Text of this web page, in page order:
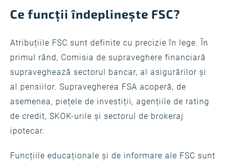
Ce funcții îndeplinește FSC?
Atribuțiile FSC sunt definite cu precizie în lege. În
primul rând, Comisia de supraveghere financiară
supraveghează sectorul bancar, al asigurărilor și
al pensiilor. Supravegherea FSA acoperă, de
asemenea, piețele de investiții, agențiile de rating
de credit, SKOK-urile și sectorul de brokeraj
ipotecar.
Funcțiile educaționale și de informare ale FSC sunt